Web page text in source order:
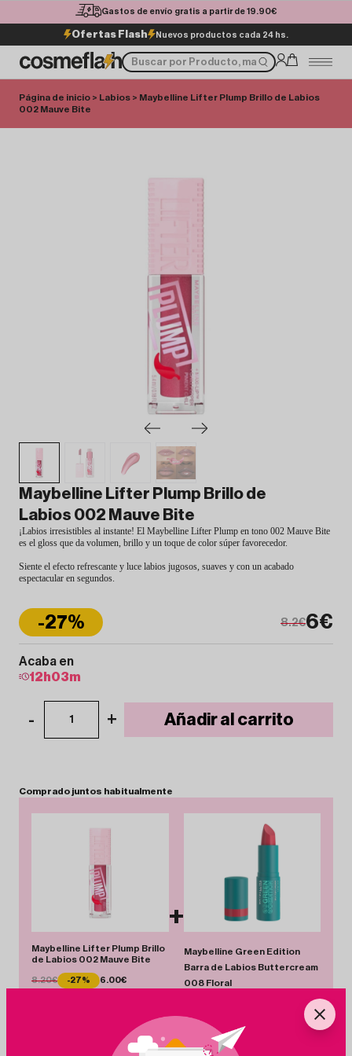
Gastos de envío gratis a partir de 19.90€
Ofertas Flash Nuevos productos cada 24 hs.
Página de inicio > Labios > Maybelline Lifter Plump Brillo de Labios
002 Mauve Bite
Maybelline Lifter Plump Brillo de
Labios 002 Mauve Bite
¡Labios irresistibles al instante! El Maybelline Lifter Plump en tono 002 Mauve Bite
es el gloss que da volumen, brillo y un toque de color súper favorecedor.
Siente el efecto refrescante y luce labios jugosos, suaves y con un acabado
espectacular en segundos.
6€
-27% 8.2€
Acaba en
12 h03m
- 1 + Añadir al carrito
Comprado juntos habitualmente
Maybelline Lifter Plump Brillo
de Labios 002 Mauve Bite
8.20€ -27% 6.00€
+
Maybelline Green Edition
Barra de Labios Buttercream
008 Floral
Total 10.88 € Añadir Pack